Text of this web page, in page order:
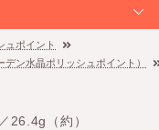
ュポイント
ン水晶ポリッシュポイント）
26.4g（約）